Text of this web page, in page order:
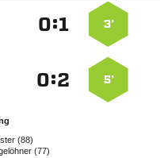
3’
:
5’
:

